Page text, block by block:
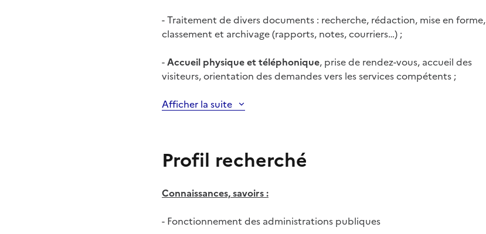
- Traitement de divers documents : recherche, rédaction, mise en forme,
classement et archivage (rapports, notes, courriers…) ;
-Accueil physique et téléphonique, prise de rendez-vous, accueil des
visiteurs, orientation des demandes vers les services compétents ;
Afficher la suite
Profil recherché
Connaissances, savoirs :
- Fonctionnement des administrations publiques